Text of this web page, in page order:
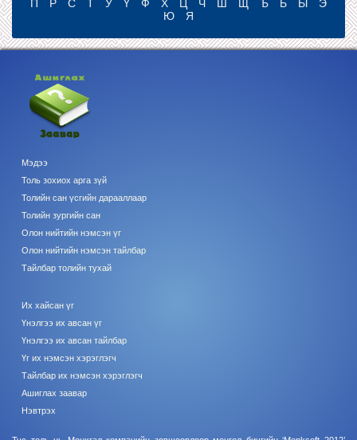
П
Р С Т У Ү Ф Х Ц Ч Ш Щ Ъ Ь Ы
Э
Ю
Я
Мэдээ
Толь зохиох арга зүй
Толийн сан үсгийн дарааллаар
Толийн зургийн сан
Олон нийтийн нэмсэн үг
Олон нийтийн нэмсэн тайлбар
Тайлбар толийн тухай
Их хайсан үг
Үнэлгээ их авсан үг
Үнэлгээ их авсан тайлбар
Үг их нэмсэн хэрэглэгч
Тайлбар их нэмсэн хэрэглэгч
Ашиглах заавар
Нэвтрэх